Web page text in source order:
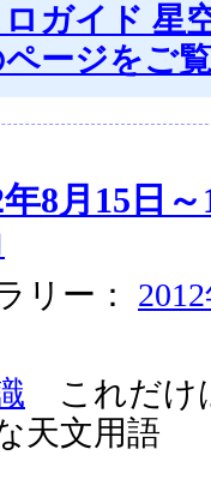
ガイド 星
ージをご
年8月15日
リー：
これだけ
天文用語